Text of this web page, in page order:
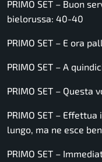
PRIMO SET – Buon
bielorussa: 40-40
PRIMO SET – E ora
PRIMO SET – A
PRIMO SET –
PRIMO SET –
lungo, ma ne esce
PRIMO SET –